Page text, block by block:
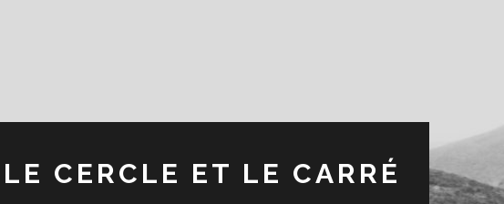
LE CERCLE ET LE CARRÉ